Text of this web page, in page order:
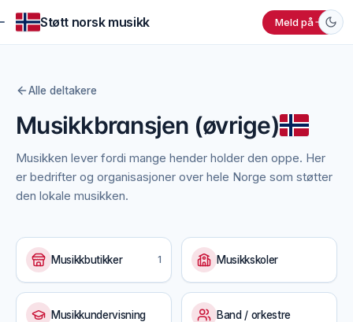
Støtt norsk musikk Meld på
Alle deltakere
Musikkbransjen (øvrige)
Musikken lever fordi mange hender holder den oppe. Her
er bedrifter og organisasjoner over hele Norge som støtter
den lokale musikken.
Musikkbutikker 1 Musikkskoler
Musikkundervisning Band / orkestre